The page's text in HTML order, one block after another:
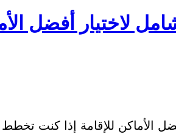
لاختيار أفضل
الأماكن للإقامة إذا كنت